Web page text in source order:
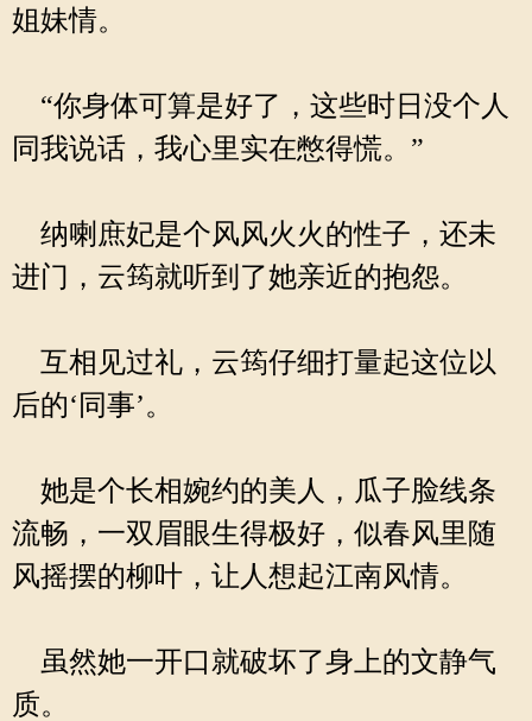
姐妹情。
“你身体可算是好了，这些时日没个人
同我说话，我心里实在憋得慌。”
纳喇庶妃是个风风火火的性子，还未
进门，云筠就听到了她亲近的抱怨。
互相见过礼，云筠仔细打量起这位以
后的‘同事’。
她是个长相婉约的美人，瓜子脸线条
流畅，一双眉眼生得极好，似春风里随
风摇摆的柳叶，让人想起江南风情。
虽然她一开口就破坏了身上的文静气
质。